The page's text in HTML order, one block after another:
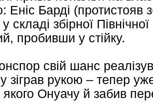
Барді (протистояв
складі збірної
пробивши у стійку.
свій шанс
рукою – тепер
якого Онуачу й забив